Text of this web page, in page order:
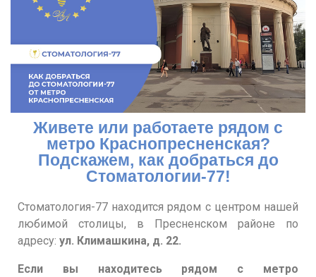
Живете или работаете рядом с
метро Краснопресненская?
Подскажем, как добраться до
Стоматологии-77!
Стоматология-77 находится рядом с центром нашей
любимой столицы, в Пресненском районе по
адресу: ул. Климашкина, д. 22.
Если вы находитесь рядом с метро